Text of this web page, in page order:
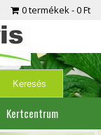
0 termékek 0 Ft
Kertcentrum